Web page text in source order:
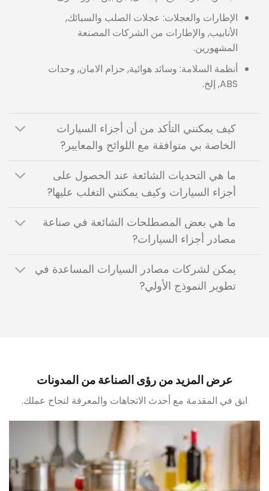
الإطارات والعجلات: عجلات الصلب والسبائك,
الأنابيب, والإطارات من الشركات المصنعة
المشهورين.
أنظمة السلامة: وسائد هوائية, حزام الامان, وحدات
ABS, إلخ.
كيف يمكنني التأكد من أن أجزاء السيارات
الخاصة بي متوافقة مع اللوائح والمعايير?
ما هي التحديات الشائعة عند الحصول على
أجزاء السيارات وكيف يمكنني التغلب عليها?
ما هي بعض المصطلحات الشائعة في صناعة
مصادر أجزاء السيارات?
يمكن لشركات مصادر السيارات المساعدة في
تطوير النموذج الأولي?
عرض المزيد من رؤى الصناعة من المدونات
ابق في المقدمة مع أحدث الاتجاهات والمعرفة لنجاح عملك.